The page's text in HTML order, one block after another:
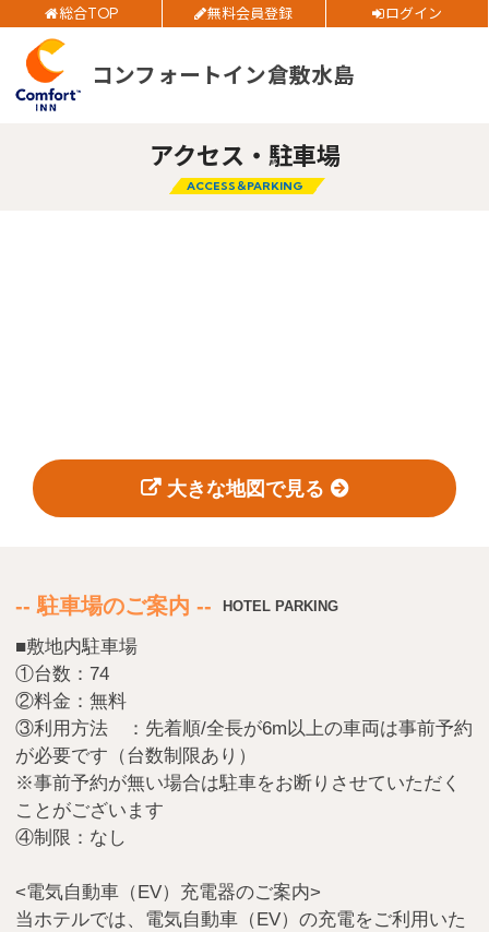
総合TOP 無料会員登録 ログイン
コンフォートイン倉敷水島
お得
会員特典のご案内
予約確認・変更・キャンセル
特別優待会員様
アクセス・駐車場
ACCESS＆PARKING
大きな地図で見る
-- 駐車場のご案内 -- HOTEL PARKING
■敷地内駐車場
①台数：74
②料金：無料
③利用方法 ：先着順/全長が6m以上の車両は事前予約
が必要です（台数制限あり）
※事前予約が無い場合は駐車をお断りさせていただく
ことがございます
④制限：なし
<電気自動車（EV）充電器のご案内>
当ホテルでは、電気自動車（EV）の充電をご利用いた
ご予約確認・変更・キャンセルフォー
公式Webサイトからのご予約